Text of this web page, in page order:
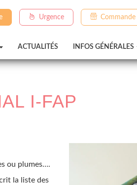
Urgence Commande
ACTUALITÉS INFOS GÉNÉRALES
I-FAP
ou plumes….
la liste des